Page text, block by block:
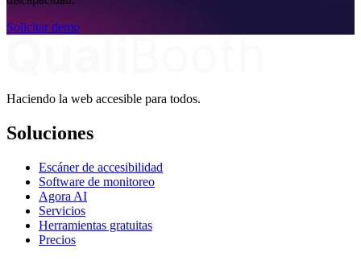
Solicitar demo
Haciendo la web accesible para todos.
Soluciones
Escáner de accesibilidad
Software de monitoreo
Agora AI
Servicios
Herramientas gratuitas
Precios